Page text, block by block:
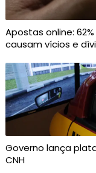
Apostas online:
causam vícios e
Governo lança
CNH